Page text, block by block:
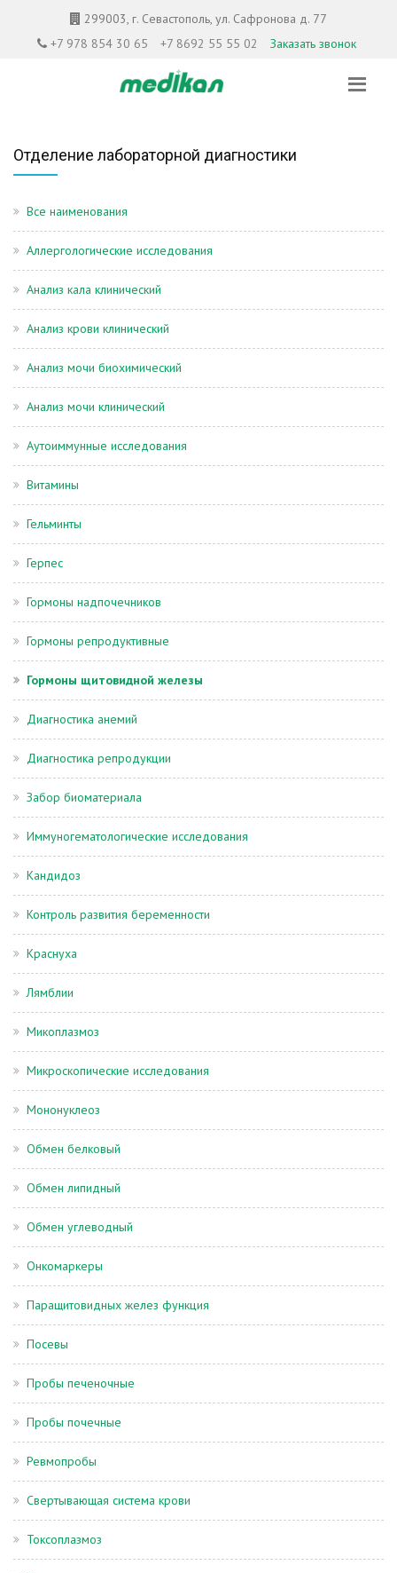
299003, г. Севастополь, ул. Сафронова д. 77
+7 978 854 30 65
+7 8692 55 55 02 Заказать звонок
Отделение лабораторной диагностики
Все наименования
Аллергологические исследования
Анализ кала клинический
Анализ крови клинический
Анализ мочи биохимический
Анализ мочи клинический
Аутоиммунные исследования
Витамины
Гельминты
Герпес
Гормоны надпочечников
Гормоны репродуктивные
Гормоны щитовидной железы
Диагностика анемий
Диагностика репродукции
Забор биоматериала
Иммуногематологические исследования
Кандидоз
Контроль развития беременности
Краснуха
Лямблии
Микоплазмоз
Микроскопические исследования
Мононуклеоз
Обмен белковый
Обмен липидный
Обмен углеводный
Онкомаркеры
Паращитовидных желез функция
Посевы
Пробы печеночные
Пробы почечные
Ревмопробы
Свертывающая система крови
Токсоплазмоз